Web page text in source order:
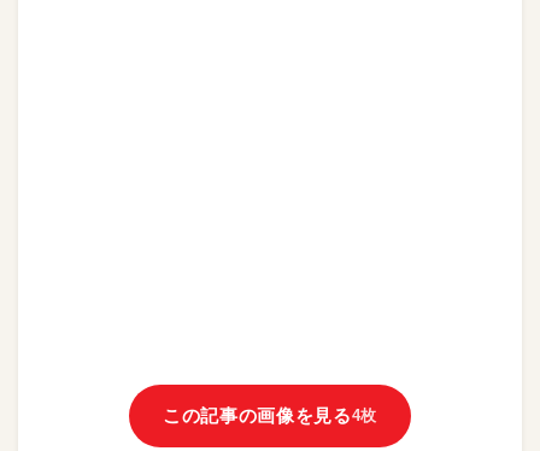
この記事の画像を見る4枚